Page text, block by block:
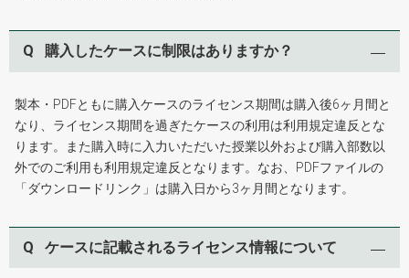
Q 購入したケースに制限はありますか？
製本・PDFともに購入ケースのライセンス期間は購入後6ヶ月間と
なり、ライセンス期間を過ぎたケースの利用は利用規定違反とな
ります。また購入時に入力いただいた授業以外および購入部数以
外でのご利用も利用規定違反となります。なお、PDFファイルの
「ダウンロードリンク」は購入日から3ヶ月間となります。
Q ケースに記載されるライセンス情報について